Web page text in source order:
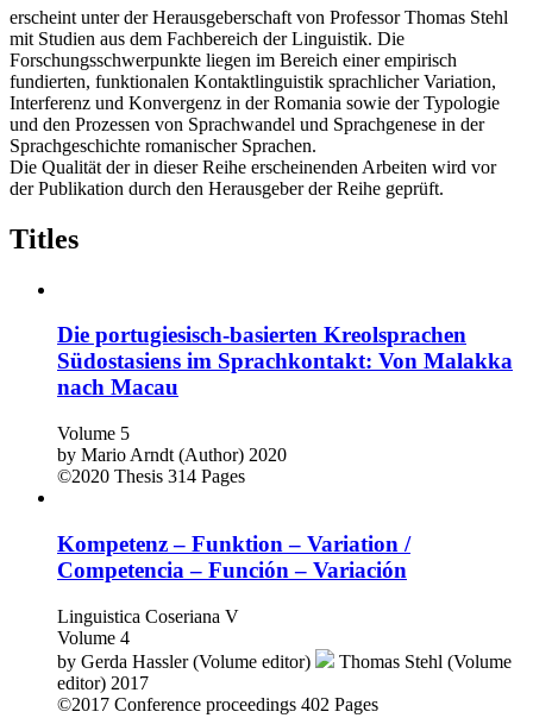
erscheint unter der Herausgeberschaft von Professor Thomas Stehl
mit Studien aus dem Fachbereich der Linguistik. Die
Forschungsschwerpunkte liegen im Bereich einer empirisch
fundierten, funktionalen Kontaktlinguistik sprachlicher Variation,
Interferenz und Konvergenz in der Romania sowie der Typologie
und den Prozessen von Sprachwandel und Sprachgenese in der
Sprachgeschichte romanischer Sprachen.
Die Qualität der in dieser Reihe erscheinenden Arbeiten wird vor
der Publikation durch den Herausgeber der Reihe geprüft.
Titles
Die portugiesisch-basierten Kreolsprachen
Südostasiens im Sprachkontakt: Von Malakka
nach Macau
Volume 5
by Mario Arndt (Author) 2020
©2020 Thesis 314 Pages
Kompetenz – Funktion – Variation /
Competencia – Función – Variación
Linguistica Coseriana V
Volume 4
by Gerda Hassler (Volume editor)
Thomas Stehl (Volume
editor) 2017
©2017 Conference proceedings 402 Pages